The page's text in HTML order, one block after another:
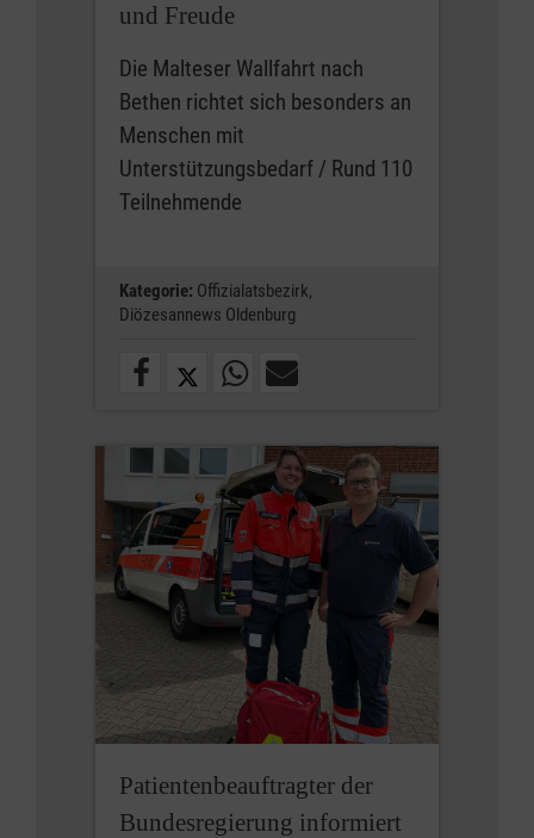
und Freude
Die Malteser Wallfahrt nach
Bethen richtet sich besonders an
Menschen mit
Unterstützungsbedarf / Rund 110
Teilnehmende
Kategorie: Offizialatsbezirk,
Diözesannews Oldenburg
Patientenbeauftragter der
Bundesregierung informiert